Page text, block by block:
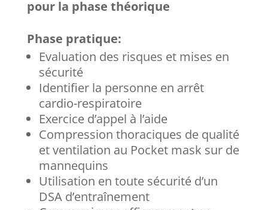
pour la phase théorique
Phase pratique:
Evaluation des risques et mises en
sécurité
Identifier la personne en arrêt
cardio-respiratoire
Exercice d’appel à l’aide
Compression thoraciques de qualité
et ventilation au Pocket mask sur de
mannequins
Utilisation en toute sécurité d’un
DSA d’entraînement